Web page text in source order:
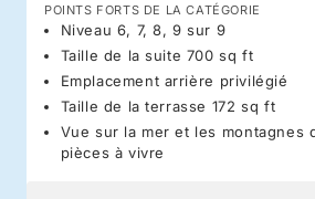
POINTS FORTS DE LA CATÉGORIE
Niveau 6, 7, 8, 9 sur 9
Taille de la suite 700 sq ft
Emplacement arrière privilégié
Taille de la terrasse 172 sq ft
Vue sur la mer et les montagnes
pièces à vivre